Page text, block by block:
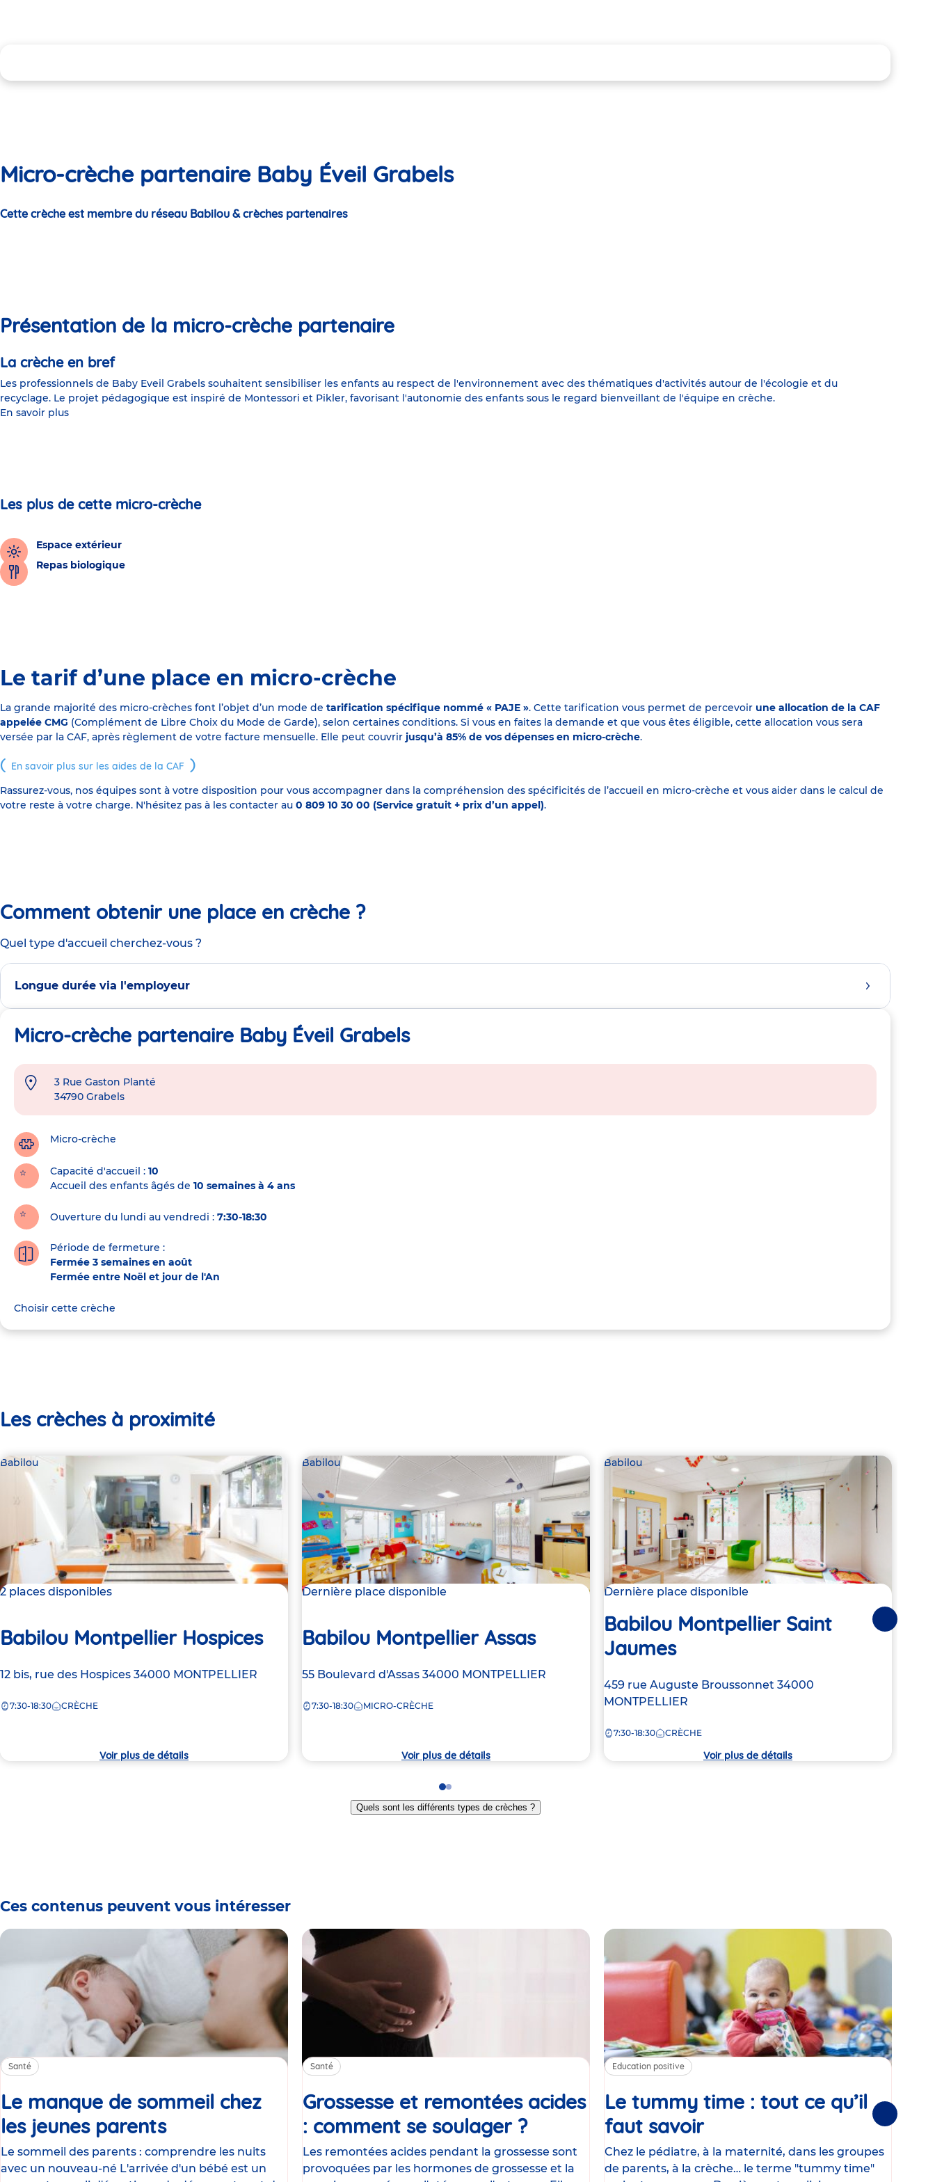
Micro-crèche partenaire Baby Éveil Grabels
Cette crèche est membre du réseau Babilou & crèches partenaires
Présentation de la micro-crèche partenaire
La crèche en bref
Les professionnels de Baby Eveil Grabels souhaitent sensibiliser les enfants au respect de l'environnement avec des thématiques d'activités autour de l'écologie et du
recyclage. Le projet pédagogique est inspiré de Montessori et Pikler, favorisant l'autonomie des enfants sous le regard bienveillant de l'équipe en crèche.
En savoir plus
Les plus de cette micro-crèche
Espace extérieur
Repas biologique
Le tarif d’une place en micro-crèche
La grande majorité des micro-crèches font l’objet d’un mode de tarification spécifique nommé « PAJE ». Cette tarification vous permet de percevoir une allocation de la CAF
appelée CMG (Complément de Libre Choix du Mode de Garde), selon certaines conditions. Si vous en faites la demande et que vous êtes éligible, cette allocation vous sera
versée par la CAF, après règlement de votre facture mensuelle. Elle peut couvrir jusqu’à 85% de vos dépenses en micro-crèche.
En savoir plus sur les aides de la CAF
Rassurez-vous, nos équipes sont à votre disposition pour vous accompagner dans la compréhension des spécificités de l’accueil en micro-crèche et vous aider dans le calcul de
votre reste à votre charge. N'hésitez pas à les contacter au 0 809 10 30 00 (Service gratuit + prix d’un appel).
Comment obtenir une place en crèche ?
Quel type d'accueil cherchez-vous ?
Longue durée via l'employeur
Micro-crèche partenaire Baby Éveil Grabels
Adresse
crèche
3 Rue Gaston Planté
34790 Grabels
Micro-crèche
Capacité d'accueil
10
Accueil des enfants âgés de 10 semaines à 4 ans
Ouverture du lundi au vendredi : 7:30-18:30
Période de fermeture :
Fermée 3 semaines en août
Fermée entre Noël et jour de l'An
Choisir cette crèche
Les crèches à proximité
Babilou
2 places disponibles
Babilou Montpellier Hospices
Adresse
la
12 bis, rue des Hospices 34000 MONTPELLIER
7:30-18:30 CRÈCHE
Voir plus de détails
Babilou
Dernière place disponible
Babilou Montpellier Assas
Adresse
la
55 Boulevard d'Assas 34000 MONTPELLIER
7:30-18:30 MICRO-CRÈCHE
Voir plus de détails
Babilou
Dernière place disponible
Babilou Montpellier Saint
Jaumes
Adresse
de
crèche
459 rue Auguste Broussonnet 34000
MONTPELLIER
7:30-18:30 CRÈCHE
Voir plus de détails
Suivantes
Go
to
slide
Go
to
slide
Quels sont les différents types de crèches ?
Ces contenus peuvent vous intéresser
Santé
Le manque de sommeil chez
les jeunes parentsArticle
Le sommeil des parents : comprendre les nuits
avec un nouveau-né L'arrivée d'un bébé est un
Santé
Grossesse et remontées acides
: comment se soulager ?Article
Les remontées acides pendant la grossesse sont
provoquées par les hormones de grossesse et la
Education positive
Le tummy time : tout ce qu’il
faut savoirArticle
Chez le pédiatre, à la maternité, dans les groupes
de parents, à la crèche… le terme "tummy time"
Suivantes